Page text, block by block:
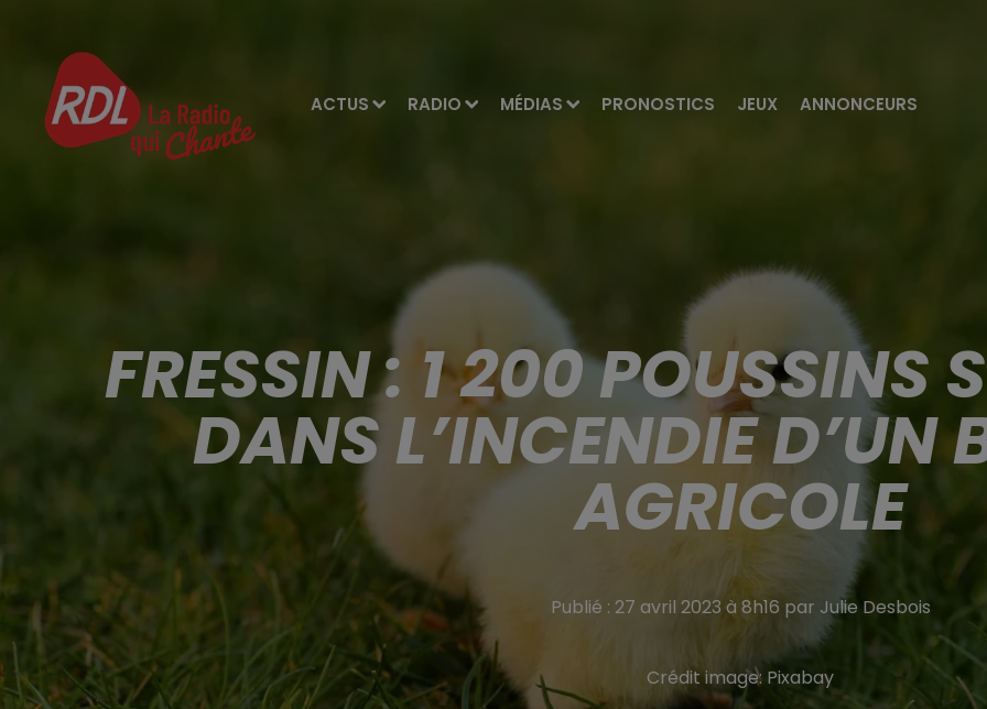
ACTUS RADIO MÉDIAS PRONOSTICS JEUX ANNONCEURS
FRESSIN : 1 200 POUSSINS
DANS L’INCENDIE D’UN
AGRICOLE
Publié : 27 avril 2023 à 8h16 par Julie Desbois
Crédit image: Pixabay